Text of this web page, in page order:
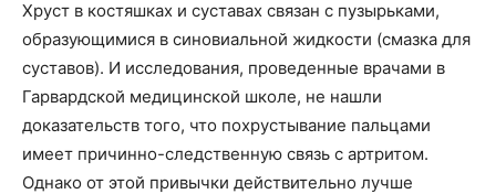
Хруст в костяшках и суставах связан с пузырьками,
образующимися в синовиальной жидкости (смазка для
суставов). И исследования, проведенные врачами в
Гарвардской медицинской школе, не нашли
доказательств того, что похрустывание пальцами
имеет причинно-следственную связь с артритом.
Однако от этой привычки действительно лучше